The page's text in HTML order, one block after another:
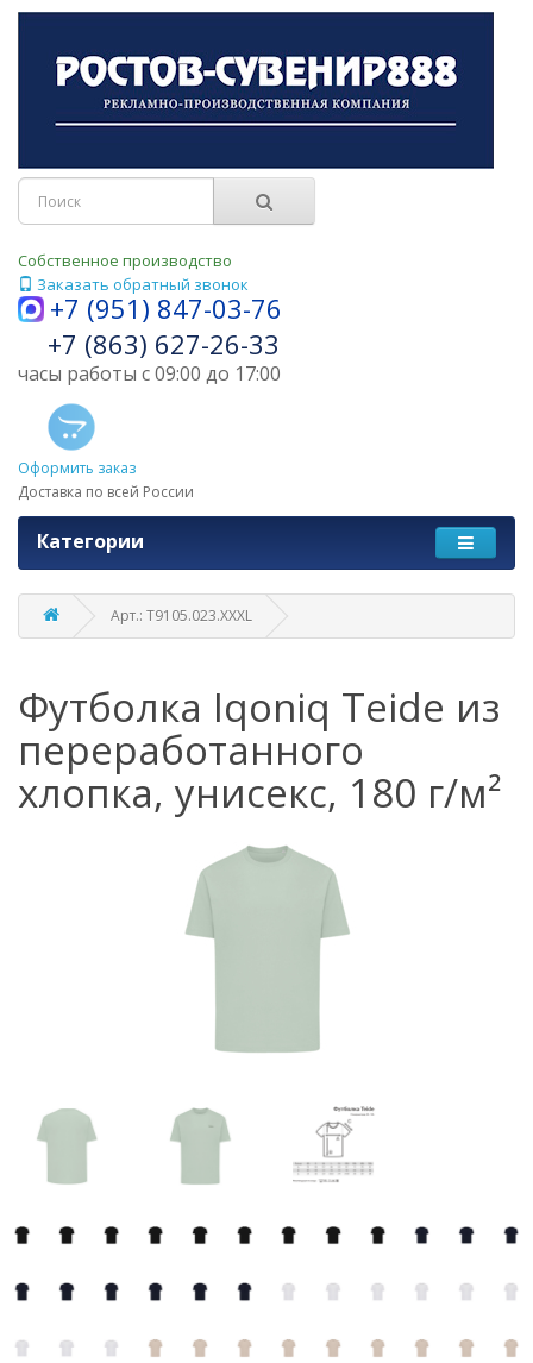
Собственное производство
Заказать обратный звонок
+7 (951) 847-03-76
+7 (863) 627-26-33
часы работы с 09:00 до 17:00
Оформить заказ
Доставка по всей России
Категории
Арт.: T9105.023.XXXL
Футболка Iqoniq Teide из
переработанного
хлопка, унисекс, 180 г/м²